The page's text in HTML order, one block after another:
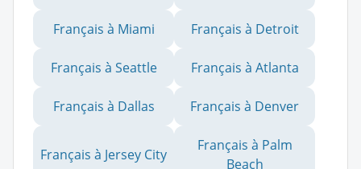
Français à Miami Français à Detroit
Français à Seattle Français à Atlanta
Français à Dallas Français à Denver
Français à Jersey City
Français à Palm
Beach